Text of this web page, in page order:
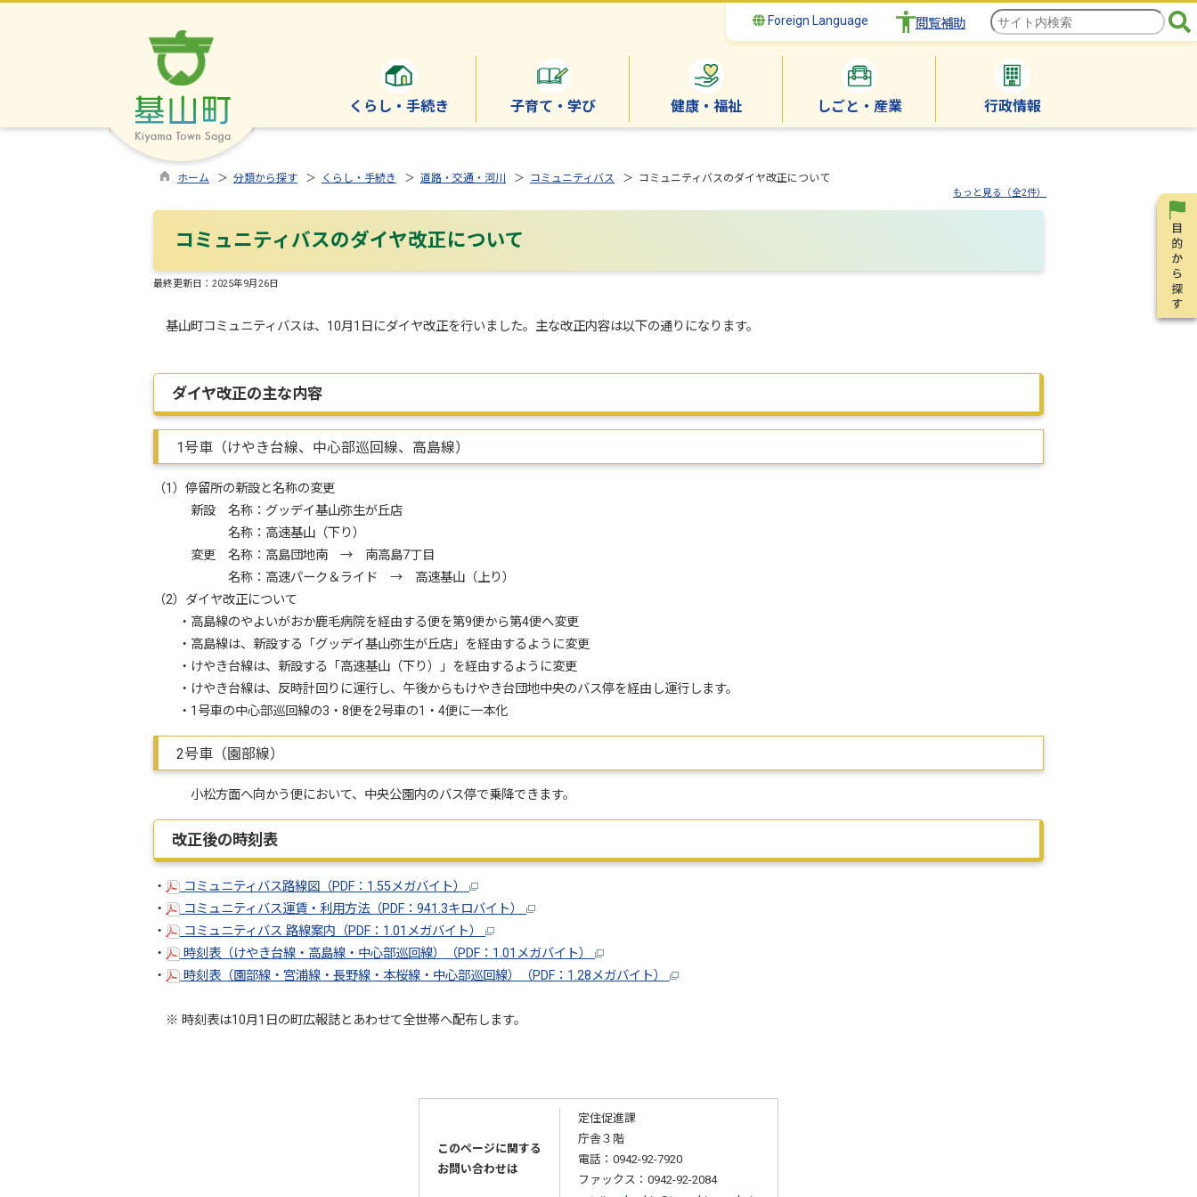
Foreign Language 閲覧補助
くらし・手続き 子育て・学び 健康・福祉 しごと・産業 行政情報
ホーム ＞ 分類から探す ＞ くらし・手続き ＞ 道路・交通・河川 ＞ コミュニティバス ＞ コミュニティバスのダイヤ改正について
もっと見る（全2件）
コミュニティバスのダイヤ改正について
最終更新日： 2025年9月26日
基山町コミュニティバスは、10月1日にダイヤ改正を行いました。主な改正内容は以下の通りになります。
ダイヤ改正の主な内容
1号車（けやき台線、中心部巡回線、高島線）
（1）停留所の新設と名称の変更
新設 名称：グッデイ基山弥生が丘店
名称：高速基山（下り）
変更 名称：高島団地南 → 南高島7丁目
名称：高速パーク＆ライド → 高速基山（上り）
（2）ダイヤ改正について
・高島線のやよいがおか鹿毛病院を経由する便を第9便から第4便へ変更
・高島線は、新設する「グッデイ基山弥生が丘店」を経由するように変更
・けやき台線は、新設する「高速基山（下り）」を経由するように変更
・けやき台線は、反時計回りに運行し、午後からもけやき台団地中央のバス停を経由し運行します。
・1号車の中心部巡回線の3・8便を2号車の1・4便に一本化
2号車（園部線）
小松方面へ向かう便において、中央公園内のバス停で乗降できます。
改正後の時刻表
・
コミュニティバス路線図（PDF：1.55メガバイト）
・
コミュニティバス運賃・利用方法（PDF：941.3キロバイト）
・
コミュニティバス 路線案内（PDF：1.01メガバイト）
・
時刻表（けやき台線・高島線・中心部巡回線）（PDF：1.01メガバイト）
・
時刻表（園部線・宮浦線・長野線・本桜線・中心部巡回線）（PDF：1.28メガバイト）
※ 時刻表は10月1日の町広報誌とあわせて全世帯へ配布します。
このページに関する
お問い合わせは
定住促進課
庁舎３階
電話：0942-92-7920
ファックス：0942-92-2084